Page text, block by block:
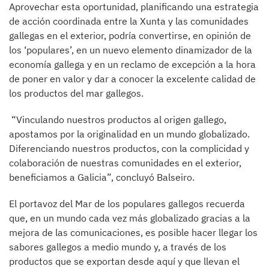
Aprovechar esta oportunidad, planificando una estrategia
de acción coordinada entre la Xunta y las comunidades
gallegas en el exterior, podría convertirse, en opinión de
los ‘populares’, en un nuevo elemento dinamizador de la
economía gallega y en un reclamo de excepción a la hora
de poner en valor y dar a conocer la excelente calidad de
los productos del mar gallegos.
“Vinculando nuestros productos al origen gallego,
apostamos por la originalidad en un mundo globalizado.
Diferenciando nuestros productos, con la complicidad y
colaboración de nuestras comunidades en el exterior,
beneficiamos a Galicia”, concluyó Balseiro.
El portavoz del Mar de los populares gallegos recuerda
que, en un mundo cada vez más globalizado gracias a la
mejora de las comunicaciones, es posible hacer llegar los
sabores gallegos a medio mundo y, a través de los
productos que se exportan desde aquí y que llevan el